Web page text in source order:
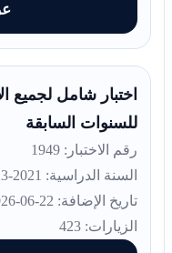
للسنوات السابقة
رقم الاختبار: 1949
السنة الدراسية: 2021-2023
تاريخ الإضافة: 22-06-2026
الزيارات: 423